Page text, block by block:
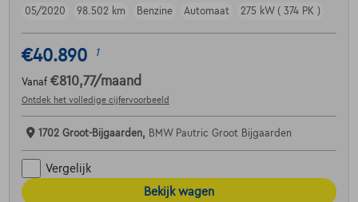
05/2020
98.502 km Benzine Automaat 275 kW ( 374 PK )
€40.890 1
Vanaf €810,77/maand
Ontdek het volledige cijfervoorbeeld
1702 Groot-Bijgaarden, BMW Pautric Groot Bijgaarden
Vergelijk
Bekijk wagen